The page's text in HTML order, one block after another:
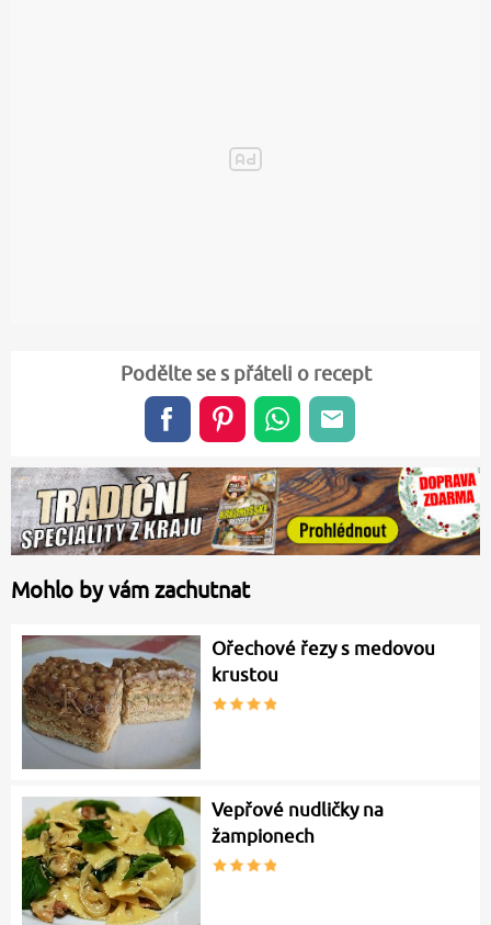
Podělte se s přáteli o recept
Mohlo by vám zachutnat
Ořechové řezy s medovou
krustou
Vepřové nudličky na
žampionech